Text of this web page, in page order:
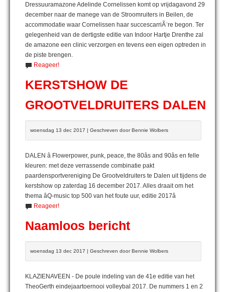
Dressuuramazone Adelinde Cornelissen komt op vrijdagavond 29
december naar de manege van de Stroomruiters in Beilen, de
accommodatie waar Cornelissen haar succescarriÃ¨re begon. Ter
gelegenheid van de dertigste editie van Indoor Hartje Drenthe zal
de amazone een clinic verzorgen en tevens een eigen optreden in
de piste brengen.
Reageer!
KERSTSHOW DE
GROOTVELDRUITERS DALEN
woensdag 13 dec 2017 | Geschreven door Bennie Wolbers
DALEN â Flowerpower, punk, peace, the 80âs and 90âs en felle
kleuren: met deze verrassende combinatie pakt
paardensportvereniging De Grootveldruiters te Dalen uit tijdens de
kerstshow op zaterdag 16 december 2017. Alles draait om het
thema âQ-music top 500 van het foute uur, editie 2017â
Reageer!
Naamloos bericht
woensdag 13 dec 2017 | Geschreven door Bennie Wolbers
KLAZIENAVEEN - De poule indeling van de 41e editie van het
TheoGerth eindejaartoernooi volleybal 2017. De nummers 1 en 2